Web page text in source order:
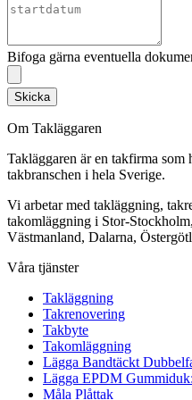
Bifoga gärna eventuella
Skicka
Om Takläggaren
Takläggaren är en takfirma som
takbranschen i hela Sverige.
Vi arbetar med takläggning,
takomläggning i Stor-
Västmanland, Dalarna,
Våra tjänster
Takläggning
Takrenovering
Takbyte
Takomläggning
Lägga Bandtäckt
Lägga EPDM
Måla Plåttak